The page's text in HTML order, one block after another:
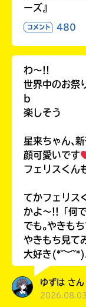
ーズ』
コメント 480
わ〜!!
世界中のお
b
楽しそう
星来ちゃん､
顔可愛いです
フェリスくん
てかフェリス
かよ〜!!「何
でも｡やきも
やきもち見て
大好き
ゆずは さ
2026.08.03